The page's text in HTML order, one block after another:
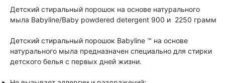
Детский стиральный порошок на основе натурального
мыла Babyline/Baby powdered detergent 900 и 2250 грамм
Детский стиральный порошок Babyline ™ на основе
натурального мыла предназначен специально для стирки
детского белья с первых дней жизни.